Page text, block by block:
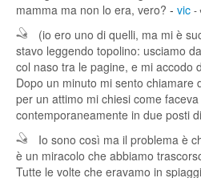
mamma ma non lo era, vero? - vic -
(io ero uno di quelli, ma mi è
stavo leggendo topolino: usciamo
col naso tra le pagine, e mi accodo
Dopo un minuto mi sento chiamare
per un attimo mi chiesi come
contemporaneamente in due posti
Io sono così ma il problema è
è un miracolo che abbiamo
Tutte le volte che eravamo in